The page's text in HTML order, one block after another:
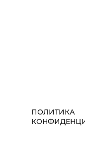
ПОЛИТИКА